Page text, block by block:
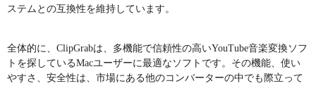
ステムとの互換性を維持しています。
全体的に、ClipGrabは、多機能で信頼性の高いYouTube音楽変換ソフ
トを探しているMacユーザーに最適なソフトです。その機能、使い
やすさ、安全性は、市場にある他のコンバーターの中でも際立って